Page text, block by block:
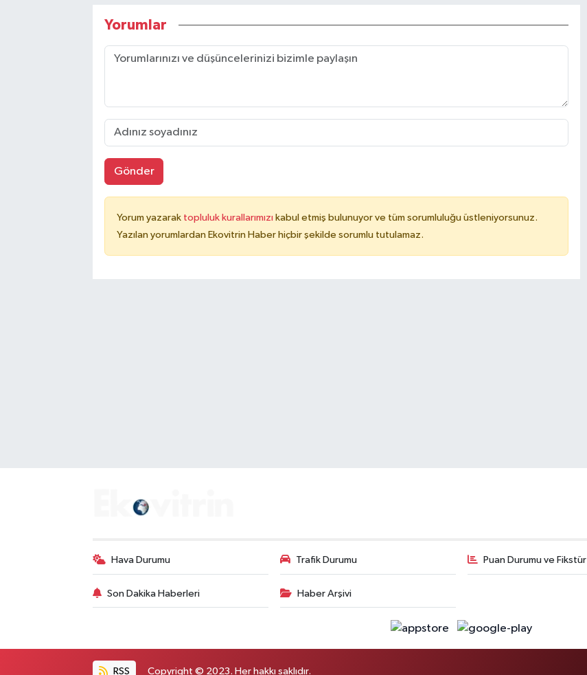
Yorumlar
Gönder
Yorum yazarak topluluk kurallarımızı kabul etmiş bulunuyor ve tüm sorumluluğu üstleniyorsunuz.
Yazılan yorumlardan Ekovitrin Haber hiçbir şekilde sorumlu tutulamaz.
Hava Durumu Trafik Durumu Puan Durumu ve Fikstür
Son Dakika Haberleri Haber Arşivi
RSS Copyright © 2023. Her hakkı saklıdır.